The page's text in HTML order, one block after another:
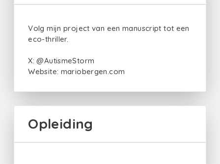
Volg mijn project van een manuscript tot een
eco-thriller.
X: @AutismeStorm
Website: mariobergen.com
Opleiding